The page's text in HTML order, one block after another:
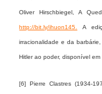
Oliver Hirschbiegel, A
http://bit.ly/ihuon145. A
irracionalidade e da
Hitler ao poder, disponível em
[6] Pierre Clastres (1934-